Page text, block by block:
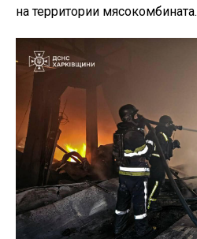
на территории мясокомбината.